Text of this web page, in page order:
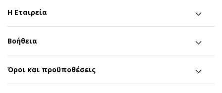
Η Εταιρεία
Βοήθεια
Όροι και προϋποθέσεις